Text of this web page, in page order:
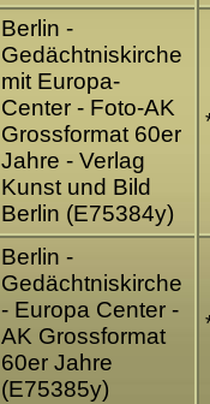
Berlin -
Gedächtniskirche
mit Europa-
Center - Foto-AK
Grossformat 60er
Jahre - Verlag
Kunst und Bild
Berlin (E75384y)
Berlin -
Gedächtniskirche
- Europa Center -
AK Grossformat
60er Jahre
(E75385y)